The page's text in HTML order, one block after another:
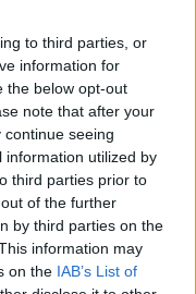
to third parties, or
information for
the below opt-out
note that after your
seeing
information utilized by
third parties prior to
of the further
by third parties on the
information may
on the IAB’s List of
étterme...
kávék, sütemények